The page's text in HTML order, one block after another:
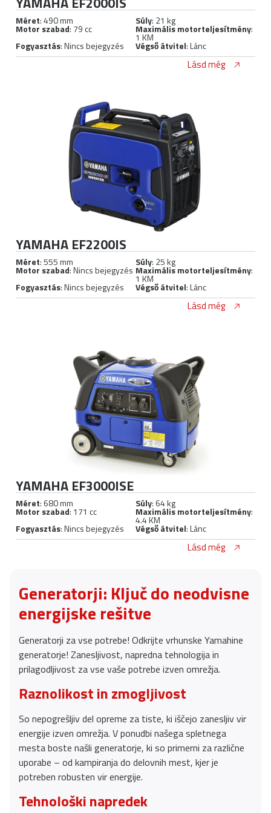
Méret: 490 mm Súly: 21 kg
Motor szabad: 79 cc Maximális motorteljesítmény:
1 KM
Fogyasztás: Nincs bejegyzés Végső átvitel: Lánc
Lásd még
YAMAHA EF2200IS
Méret: 555 mm Súly: 25 kg
Motor szabad: Nincs bejegyzés Maximális motorteljesítmény:
1 KM
Fogyasztás: Nincs bejegyzés Végső átvitel: Lánc
Lásd még
YAMAHA EF3000ISE
Méret: 680 mm Súly: 64 kg
Motor szabad: 171 cc Maximális motorteljesítmény:
4.4 KM
Fogyasztás: Nincs bejegyzés Végső átvitel: Lánc
Lásd még
Generatorji: Ključ do neodvisne
energijske rešitve
Generatorji za vse potrebe! Odkrijte vrhunske Yamahine
generatorje! Zanesljivost, napredna tehnologija in
prilagodljivost za vse vaše potrebe izven omrežja.
Raznolikost in zmogljivost
So nepogrešljiv del opreme za tiste, ki iščejo zanesljiv vir
energije izven omrežja. V ponudbi našega spletnega
mesta boste našli generatorje, ki so primerni za različne
uporabe – od kampiranja do delovnih mest, kjer je
potreben robusten vir energije.
Tehnološki napredek